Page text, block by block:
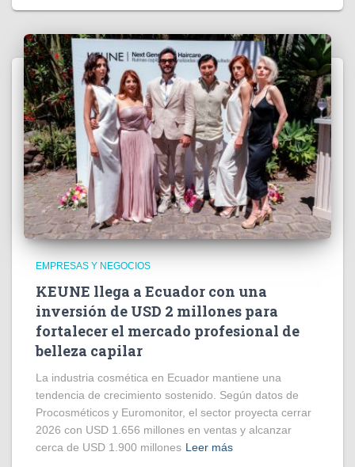
EMPRESAS Y NEGOCIOS
KEUNE llega a Ecuador con una
inversión de USD 2 millones para
fortalecer el mercado profesional de
belleza capilar
La industria cosmética en Ecuador mantiene una
tendencia de crecimiento sostenido. Según datos de
Procosméticos y Euromonitor, el sector proyecta cerrar
2026 con USD 1.656 millones en ventas y alcanzar
cerca de USD 1.900 millones Leer más